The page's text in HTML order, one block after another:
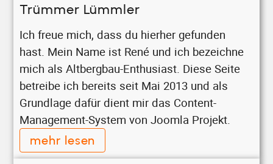
Trümmer Lümmler
Ich freue mich, dass du hierher gefunden
hast. Mein Name ist René und ich bezeichne
mich als Altbergbau-Enthusiast. Diese Seite
betreibe ich bereits seit Mai 2013 und als
Grundlage dafür dient mir das Content-
Management-System von Joomla Projekt.
mehr lesen